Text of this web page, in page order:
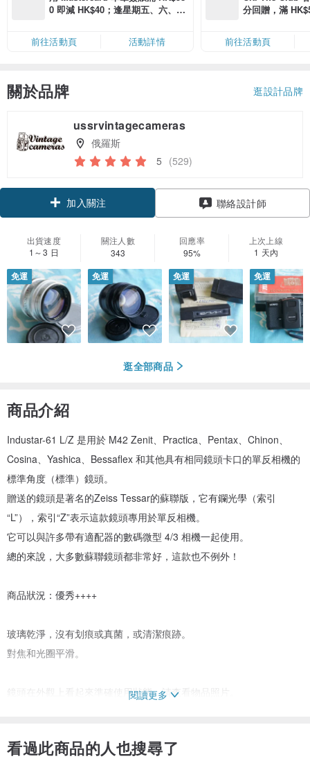
0 即減 HK$40；逢星期五、六、日
限，額滿即止，僅限「常用信用
卡」結帳）
前往活動頁 活動詳情
分回贈，滿
前往活動頁
關於品牌 逛設計品牌
ussrvintagecameras
俄羅斯
5 (529)
加入關注 聯絡設計師
出貨速度
1～3 日
關注人數
343
回應率
95%
上次上線
1 天內
免運 免運 免運 免運
逛全部商品
商品介紹
Industar-61 L/Z 是用於 M42 Zenit、Practica、Pentax、Chinon、
Cosina、Yashica、Bessaflex 和其他具有相同鏡頭卡口的單反相機的
標準角度（標準）鏡頭。
贈送的鏡頭是著名的Zeiss Tessar的蘇聯版，它有鑭光學（索引
“L”），索引“Z”表示這款鏡頭專用於單反相機。
它可以與許多帶有適配器的數碼微型 4/3 相機一起使用。
總的來說，大多數蘇聯鏡頭都非常好，這款也不例外！
商品狀況：優秀++++
玻璃乾淨，沒有划痕或真菌，或清潔痕跡。
對焦和光圈平滑。
鏡頭在外觀上看起來準確使用狀態，請查看物品照片。
* 焦點：50 毫米。
閱讀更多
看過此商品的人也搜尋了